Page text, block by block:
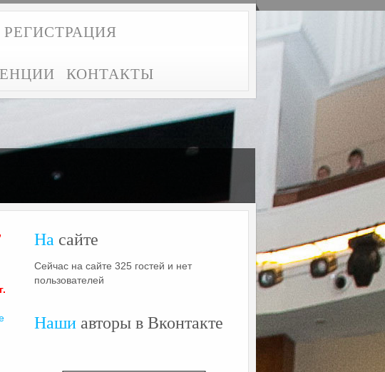
РЕГИСТРАЦИЯ
КОНТАКТЫ
На сайте
Сейчас на сайте 325 гостей и нет
пользователей
Наши авторы в Вконтакте